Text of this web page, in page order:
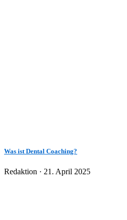
Was ist Dental Coaching?
Redaktion · Veröffentlicht
21. April 2025